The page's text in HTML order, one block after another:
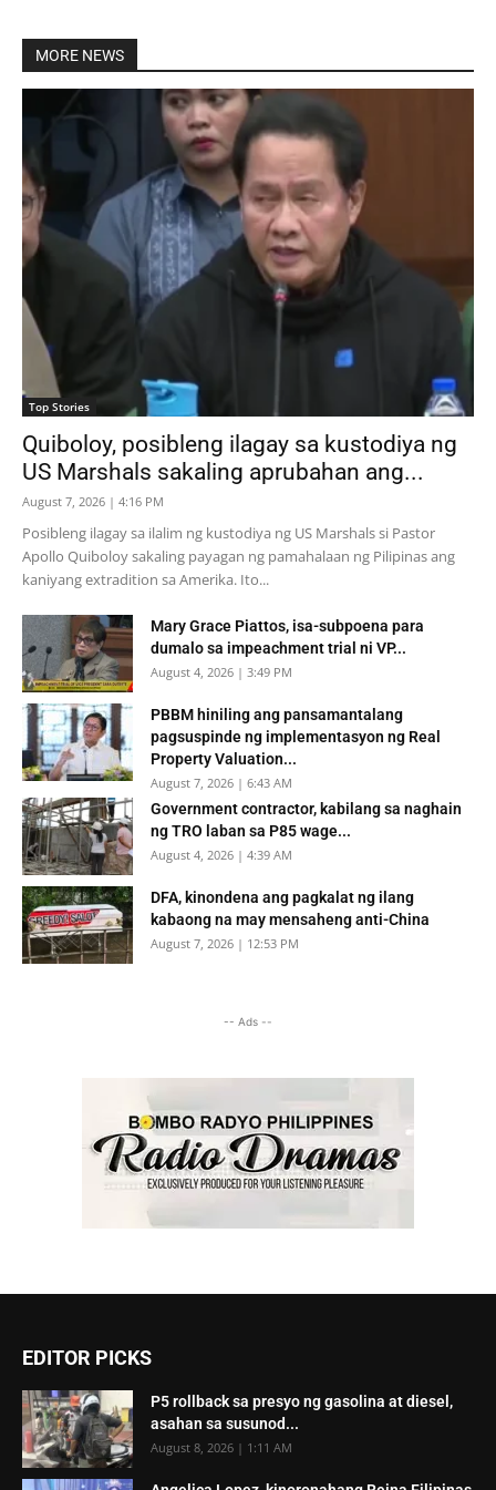
MORE NEWS
Top Stories
Quiboloy, posibleng ilagay sa kustodiya ng
US Marshals sakaling aprubahan ang...
August 7, 2026 | 4:16 PM
Posibleng ilagay sa ilalim ng kustodiya ng US Marshals si Pastor
Apollo Quiboloy sakaling payagan ng pamahalaan ng Pilipinas ang
kaniyang extradition sa Amerika. Ito...
Mary Grace Piattos, isa-subpoena para
dumalo sa impeachment trial ni VP...
August 4, 2026 | 3:49 PM
PBBM hiniling ang pansamantalang
pagsuspinde ng implementasyon ng Real
Property Valuation...
August 7, 2026 | 6:43 AM
Government contractor, kabilang sa naghain
ng TRO laban sa P85 wage...
August 4, 2026 | 4:39 AM
DFA, kinondena ang pagkalat ng ilang
kabaong na may mensaheng anti-China
August 7, 2026 | 12:53 PM
-- Ads --
EDITOR PICKS
P5 rollback sa presyo ng gasolina at diesel,
asahan sa susunod...
August 8, 2026 | 1:11 AM